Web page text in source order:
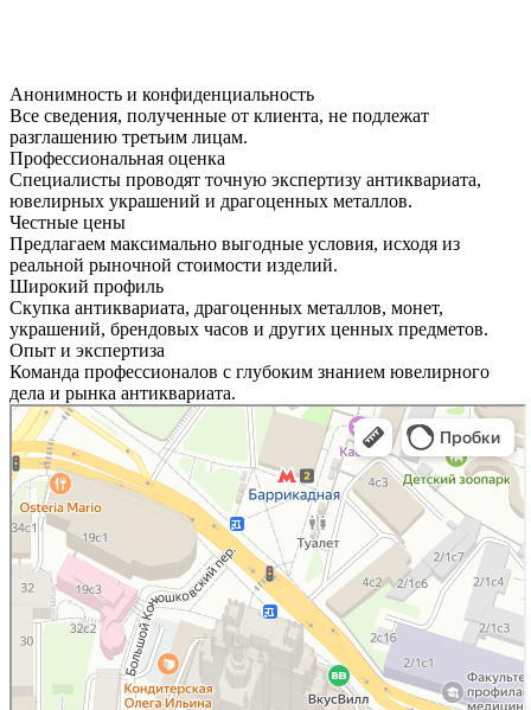
Анонимность и конфиденциальность
Все сведения, полученные от клиента, не подлежат
разглашению третьим лицам.
Профессиональная оценка
Специалисты проводят точную экспертизу антиквариата,
ювелирных украшений и драгоценных металлов.
Честные цены
Предлагаем максимально выгодные условия, исходя из
реальной рыночной стоимости изделий.
Широкий профиль
Скупка антиквариата, драгоценных металлов, монет,
украшений, брендовых часов и других ценных предметов.
Опыт и экспертиза
Команда профессионалов с глубоким знанием ювелирного
дела и рынка антиквариата.